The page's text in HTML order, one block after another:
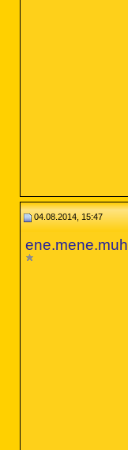
04.08.2014, 15:47
ene.mene.muh